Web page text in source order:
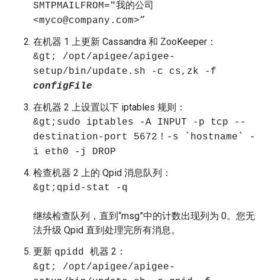
SMTPMAILFROM="我的公司
<myco@company.com>”
在机器 1 上更新 Cassandra 和 ZooKeeper：
&gt; /opt/apigee/apigee-
setup/bin/update.sh -c cs,zk -f
configFile
在机器 2 上设置以下 iptables 规则：
&gt;sudo iptables -A INPUT -p tcp --
destination-port 5672！-s `hostname` -
i eth0 -j DROP
检查机器 2 上的 Qpid 消息队列：
&gt;qpid-stat -q
继续检查队列，直到“msg”中的计数出现列为 0。您无
法升级 Qpid 直到处理完所有消息。
更新 qpidd 机器 2：
&gt; /opt/apigee/apigee-